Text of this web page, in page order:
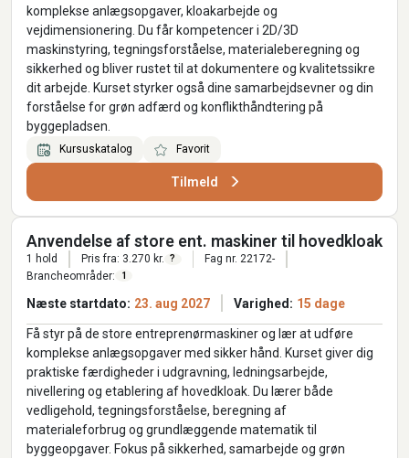
komplekse anlægsopgaver, kloakarbejde og
vejdimensionering. Du får kompetencer i 2D/3D
maskinstyring, tegningsforståelse, materialeberegning og
sikkerhed og bliver rustet til at dokumentere og kvalitetssikre
dit arbejde. Kurset styrker også dine samarbejdsevner og din
forståelse for grøn adfærd og konflikthåndtering på
byggepladsen.
Kursuskatalog Favorit
Tilmeld
Anvendelse af store ent. maskiner til hovedkloak
1 hold Pris fra: 3.270 kr. ?
Fag nr. 22172-
Brancheområder:
1
Næste startdato: 23. aug 2027 Varighed: 15 dage
Få styr på de store entreprenørmaskiner og lær at udføre
komplekse anlægsopgaver med sikker hånd. Kurset giver dig
praktiske færdigheder i udgravning, ledningsarbejde,
nivellering og etablering af hovedkloak. Du lærer både
vedligehold, tegningsforståelse, beregning af
materialeforbrug og grundlæggende matematik til
byggeopgaver. Fokus på sikkerhed, samarbejde og grøn